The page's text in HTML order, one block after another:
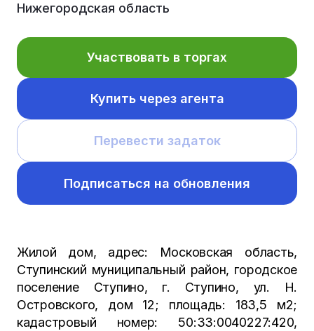
Нижегородская область
Участвовать в торгах
Купить через агента
Перевести задаток
Подписаться на обновления
Жилой дом, адрес: Московская область,
Ступинский муниципальный район, городское
поселение Ступино, г. Ступино, ул. Н.
Островского, дом 12; площадь: 183,5 м2;
кадастровый номер: 50:33:0040227:420,